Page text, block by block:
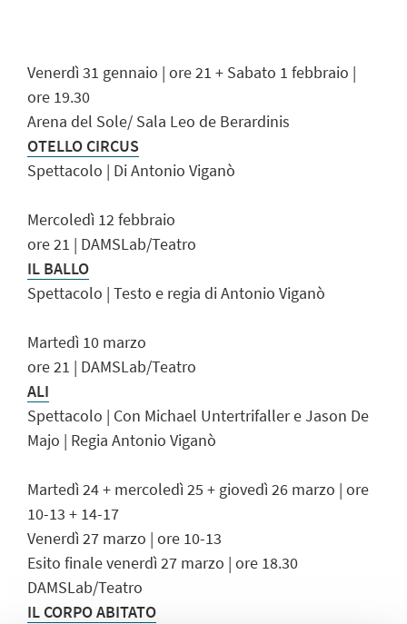
Venerdì 31 gennaio | ore 21 + Sabato 1 febbraio |
ore 19.30
Arena del Sole/ Sala Leo de Berardinis
OTELLO CIRCUS
Spettacolo | Di Antonio Viganò
Mercoledì 12 febbraio
ore 21 | DAMSLab/Teatro
IL BALLO
Spettacolo | Testo e regia di Antonio Viganò
Martedì 10 marzo
ore 21 | DAMSLab/Teatro
ALI
Spettacolo | Con Michael Untertrifaller e Jason De
Majo | Regia Antonio Viganò
Martedì 24 + mercoledì 25 + giovedì 26 marzo | ore
10-13 + 14-17
Venerdì 27 marzo | ore 10-13
Esito finale venerdì 27 marzo | ore 18.30
DAMSLab/Teatro
IL CORPO ABITATO